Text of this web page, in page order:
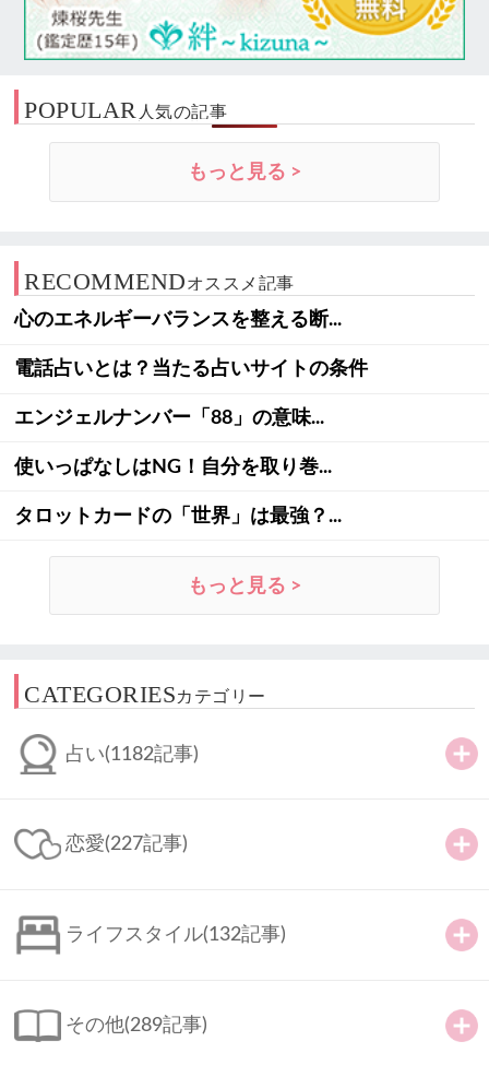
POPULAR 人気の記事
もっと見る >
RECOMMENDオススメ記事
心のエネルギーバランスを整える断...
電話占いとは？当たる占いサイトの条件
エンジェルナンバー「88」の意味...
使いっぱなしはNG！自分を取り巻...
タロットカードの「世界」は最強？...
もっと見る >
CATEGORIESカテゴリー
占い(1182記事)
恋愛(227記事)
ライフスタイル(132記事)
その他(289記事)